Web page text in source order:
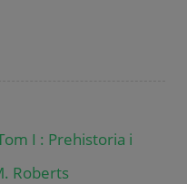
I : Prehistoria i
Roberts